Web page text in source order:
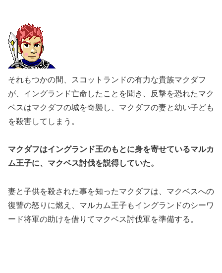
それもつかの間、スコットランドの有力な貴族マクダフ
が、イングランド亡命したことを聞き、反撃を恐れたマク
ベスはマクダフの城を奇襲し、マクダフの妻と幼い子ども
を殺害してしまう。
マクダフはイングランド王のもとに身を寄せているマルカ
ム王子に、マクベス討伐を説得していた。
妻と子供を殺された事を知ったマクダフは、マクベスへの
復讐の怒りに燃え、マルカム王子もイングランドのシーワ
ード将軍の助けを借りてマクベス討伐軍を準備する。